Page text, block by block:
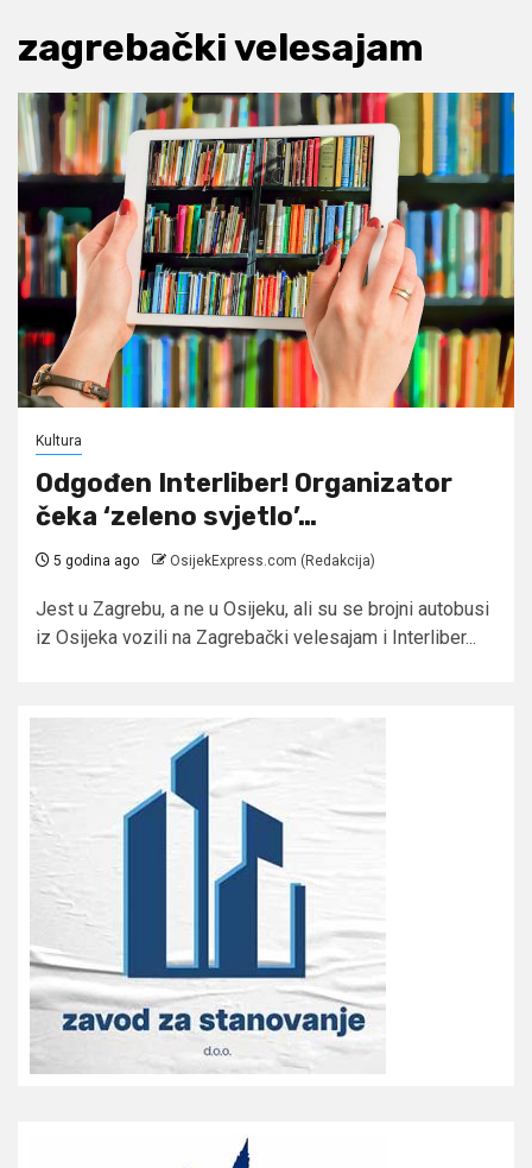
zagrebački velesajam
Kultura
Odgođen Interliber! Organizator
čeka ‘zeleno svjetlo’…
5 godina ago OsijekExpress.com (Redakcija)
Jest u Zagrebu, a ne u Osijeku, ali su se brojni autobusi
iz Osijeka vozili na Zagrebački velesajam i Interliber...